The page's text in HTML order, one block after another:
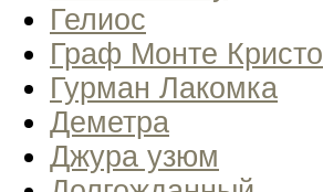
Гелиос
Граф Монте Кристо
Гурман Лакомка
Деметра
Джура узюм